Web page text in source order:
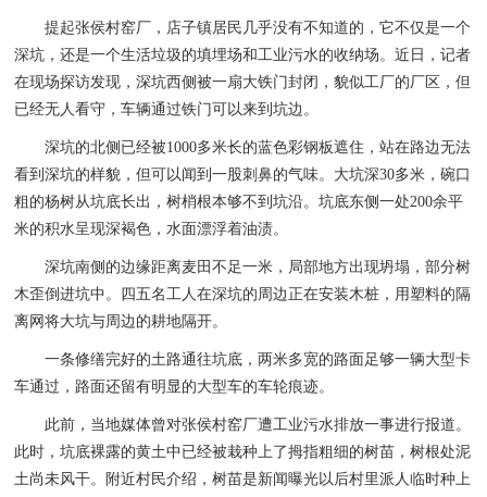
提起张侯村窑厂，店子镇居民几乎没有不知道的，它不仅是一个
深坑，还是一个生活垃圾的填埋场和工业污水的收纳场。近日，记者
在现场探访发现，深坑西侧被一扇大铁门封闭，貌似工厂的厂区，但
已经无人看守，车辆通过铁门可以来到坑边。
深坑的北侧已经被1000多米长的蓝色彩钢板遮住，站在路边无法
看到深坑的样貌，但可以闻到一股刺鼻的气味。大坑深30多米，碗口
粗的杨树从坑底长出，树梢根本够不到坑沿。坑底东侧一处200余平
米的积水呈现深褐色，水面漂浮着油渍。
深坑南侧的边缘距离麦田不足一米，局部地方出现坍塌，部分树
木歪倒进坑中。四五名工人在深坑的周边正在安装木桩，用塑料的隔
离网将大坑与周边的耕地隔开。
一条修缮完好的土路通往坑底，两米多宽的路面足够一辆大型卡
车通过，路面还留有明显的大型车的车轮痕迹。
此前，当地媒体曾对张侯村窑厂遭工业污水排放一事进行报道。
此时，坑底裸露的黄土中已经被栽种上了拇指粗细的树苗，树根处泥
土尚未风干。附近村民介绍，树苗是新闻曝光以后村里派人临时种上